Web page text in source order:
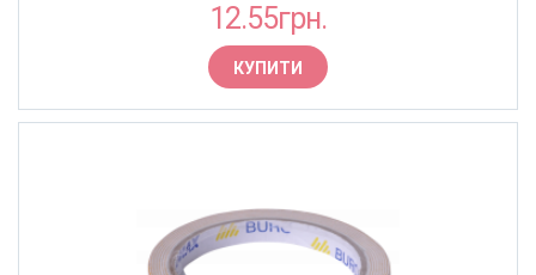
12.55грн.
КУПИТИ